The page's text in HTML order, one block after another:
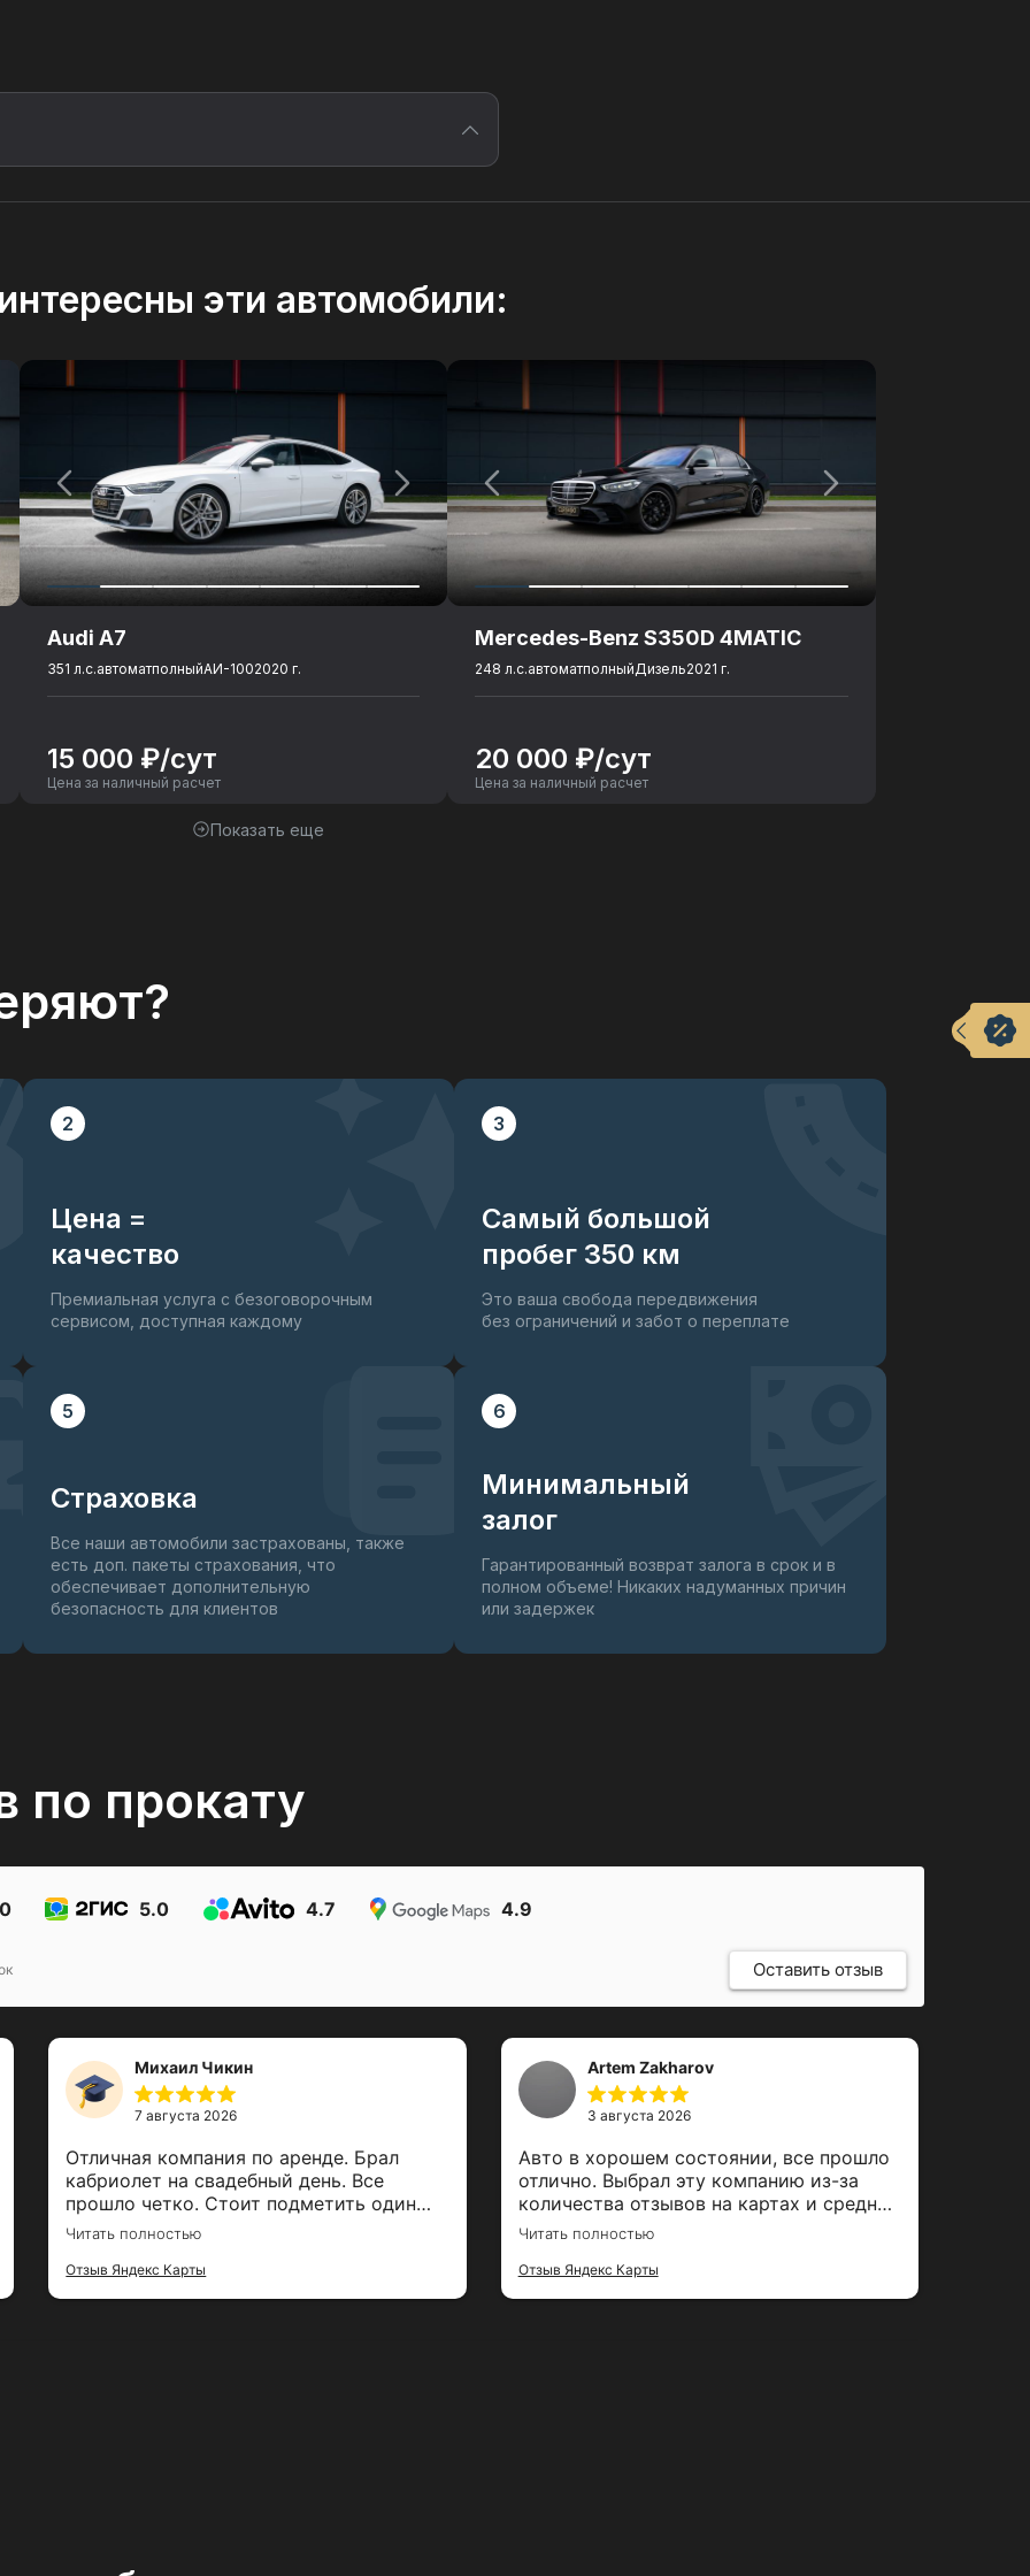
эти автомобили:
Audi A7
351 л.с.автоматполныйАИ-1002020 г.
15 000 ₽/сут
Цена за наличный расчет
Mercedes-Benz S350D 4MATIC
248 л.с.автоматполныйДизель2021 г.
20 000 ₽/сут
Цена за наличный расчет
Показать еще
2
Цена =
качество
Премиальная услуга с безоговорочным
сервисом, доступная каждому
3
Самый большой
пробег 350 км
Это ваша свобода передвижения
без ограничений и забот о переплате
5
Страховка
Все наши автомобили застрахованы, также
есть доп. пакеты страхования, что
обеспечивает дополнительную
безопасность для клиентов
6
Минимальный
залог
Гарантированный возврат залога в срок и в
полном объеме! Никаких надуманных причин
или задержек
по прокату
5.0 4.7 4.9
Оставить отзыв
Михаил Чикин
7 августа 2026
Отличная компания по аренде. Брал
кабриолет на свадебный день. Все
прошло четко. Стоит подметить один
момент . Оставил в машине очки с
нашли и тут же сообщили о них. За это
огромный респект парням и успехов в
Читать полностью
Отзыв Яндекс Карты
Artem Zakharov
3 августа 2026
Авто в хорошем состоянии, все прошло
отлично. Выбрал эту компанию из-за
количества отзывов на картах и средней
оценки. Залог вернули вовремя, спасибо
Читать полностью
Отзыв Яндекс Карты